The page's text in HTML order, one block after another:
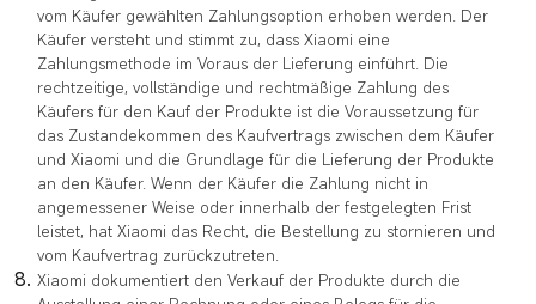
vom Käufer gewählten Zahlungsoption erhoben werden. Der
Käufer versteht und stimmt zu, dass Xiaomi eine
Zahlungsmethode im Voraus der Lieferung einführt. Die
rechtzeitige, vollständige und rechtmäßige Zahlung des
Käufers für den Kauf der Produkte ist die Voraussetzung für
das Zustandekommen des Kaufvertrags zwischen dem Käufer
und Xiaomi und die Grundlage für die Lieferung der Produkte
an den Käufer. Wenn der Käufer die Zahlung nicht in
angemessener Weise oder innerhalb der festgelegten Frist
leistet, hat Xiaomi das Recht, die Bestellung zu stornieren und
vom Kaufvertrag zurückzutreten.
Xiaomi dokumentiert den Verkauf der Produkte durch die